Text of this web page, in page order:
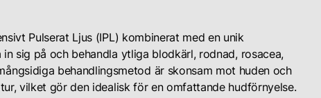
Pulserat Ljus (IPL) kombinerat med en unik
sig på och behandla ytliga blodkärl, rodnad, rosacea,
behandlingsmetod är skonsam mot huden och
vilket gör den idealisk för en omfattande hudförnyelse.